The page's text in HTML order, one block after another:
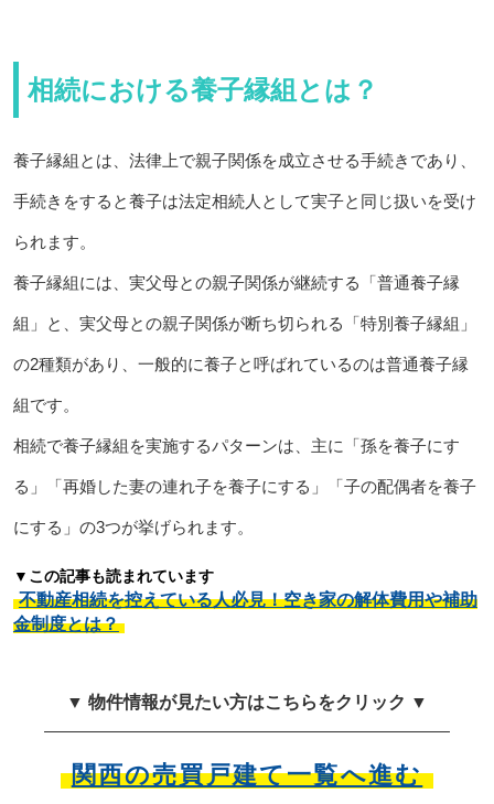
相続における養子縁組とは？
養子縁組とは、法律上で親子関係を成立させる手続きであり、
手続きをすると養子は法定相続人として実子と同じ扱いを受け
られます。
養子縁組には、実父母との親子関係が継続する「普通養子縁
組」と、実父母との親子関係が断ち切られる「特別養子縁組」
の2種類があり、一般的に養子と呼ばれているのは普通養子縁
組です。
相続で養子縁組を実施するパターンは、主に「孫を養子にす
る」「再婚した妻の連れ子を養子にする」「子の配偶者を養子
にする」の3つが挙げられます。
▼この記事も読まれています
不動産相続を控えている人必見！空き家の解体費用や補助
金制度とは？
▼ 物件情報が見たい方はこちらをクリック ▼
関西の売買戸建て一覧へ進む